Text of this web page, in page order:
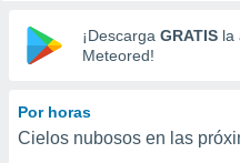
y
digital
basada
¡Descarga GRATIS la
Meteored!
Por horas
Cielos nubosos en las